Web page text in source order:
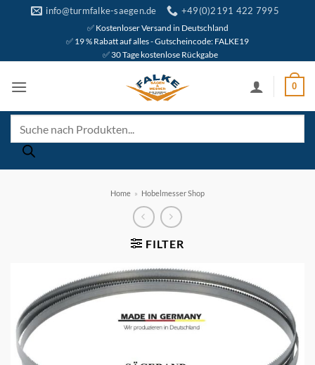
info@turmfalke-saegen.de +49(0)2191 422 7995
✅ Kostenloser Versand in Deutschland
✅ 19 % Rabatt auf alles - Gutscheincode: FALKE19
✅ 30 Tage kostenlose Rückgabe
0
search
Home » Hobelmesser Shop
FILTER